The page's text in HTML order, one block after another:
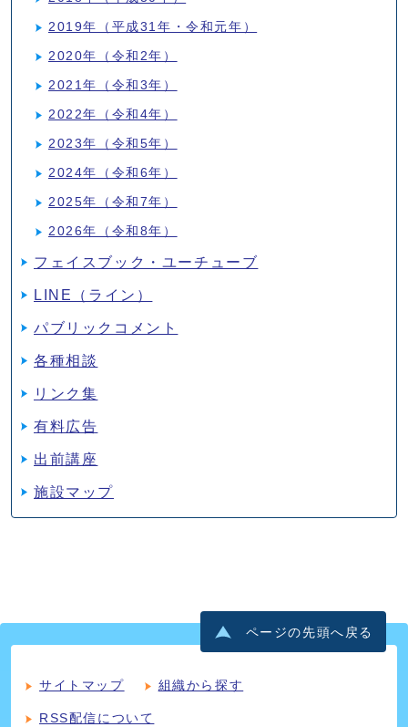
2019年（平成31年・令和元年）
2020年（令和2年）
2021年（令和3年）
2022年（令和4年）
2023年（令和5年）
2024年（令和6年）
2025年（令和7年）
2026年（令和8年）
フェイスブック・ユーチューブ
LINE（ライン）
パブリックコメント
各種相談
リンク集
有料広告
出前講座
施設マップ
ページの先頭へ戻る
サイトマップ 組織から探す
RSS配信について